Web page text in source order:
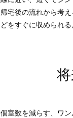
帰宅後の流れから考
どをすぐに収められ
個室数を減らす、ワ
ストレージを設ける